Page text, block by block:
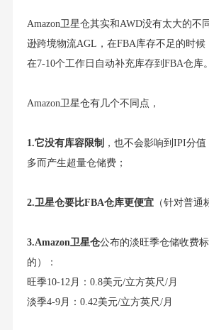
Amazon卫星仓其实和AWD没有太大的不
逊跨境物流AGL，在FBA库存不足的时候
在7-10个工作日自动补充库存到FBA仓库。
Amazon卫星仓有几个不同点，
1.它没有库容限制 ，也不会影响到IPI分
多而产生超量仓储费；
2.卫星仓要比FBA仓库更便宜（针对普通
3.Amazon卫星仓公布的淡旺季仓储收费
的）：
旺季10-12月：0.8美元/立方英尺/月
淡季4-9月：0.42美元/立方英尺/月